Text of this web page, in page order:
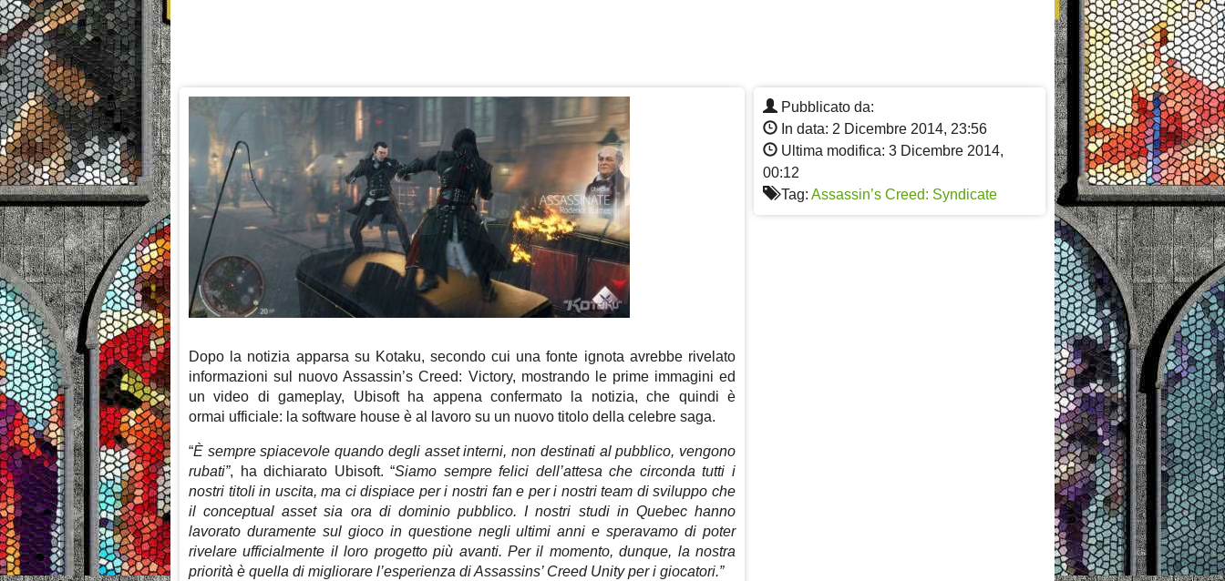
Pubblicato da:
In data: 2 Dicembre 2014, 23:56
Ultima modifica: 3 Dicembre 2014,
00:12
Tag: Assassin’s Creed: Syndicate
Dopo la notizia apparsa su Kotaku, secondo cui una fonte ignota avrebbe rivelato
informazioni sul nuovo Assassin’s Creed: Victory, mostrando le prime immagini ed
un video di gameplay, Ubisoft ha appena confermato la notizia, che quindi è
ormai ufficiale: la software house è al lavoro su un nuovo titolo della celebre saga.
“È sempre spiacevole quando degli asset interni, non destinati al pubblico, vengono
rubati”, ha dichiarato Ubisoft. “Siamo sempre felici dell’attesa che circonda tutti i
nostri titoli in uscita, ma ci dispiace per i nostri fan e per i nostri team di sviluppo che
il conceptual asset sia ora di dominio pubblico. I nostri studi in Quebec hanno
lavorato duramente sul gioco in questione negli ultimi anni e speravamo di poter
rivelare ufficialmente il loro progetto più avanti. Per il momento, dunque, la nostra
priorità è quella di migliorare l’esperienza di Assassins’ Creed Unity per i giocatori.”